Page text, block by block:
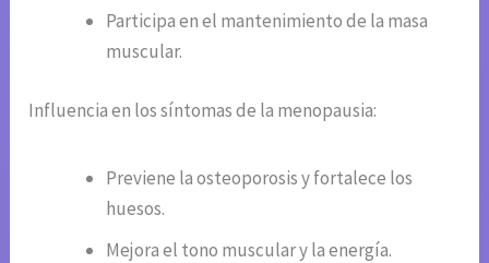
Participa en el mantenimiento de la masa
muscular.
Influencia en los síntomas de la menopausia:
Previene la osteoporosis y fortalece los
huesos.
Mejora el tono muscular y la energía.